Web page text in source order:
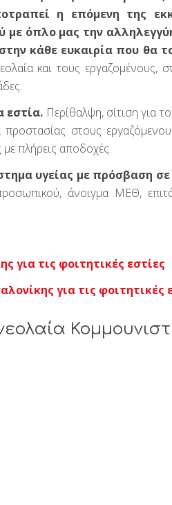
η επόμενη της
με όπλο μας την
κάθε ευκαιρία που θα
και τους εργαζομένους,
εστία. Περίθαλψη, σίτιση για
στους
πλήρεις αποδοχές.
υγείας με πρόσβαση σε
άνοιγμα ΜΕΘ,
για τις φοιτητικές εστίες
για τις φοιτητικές